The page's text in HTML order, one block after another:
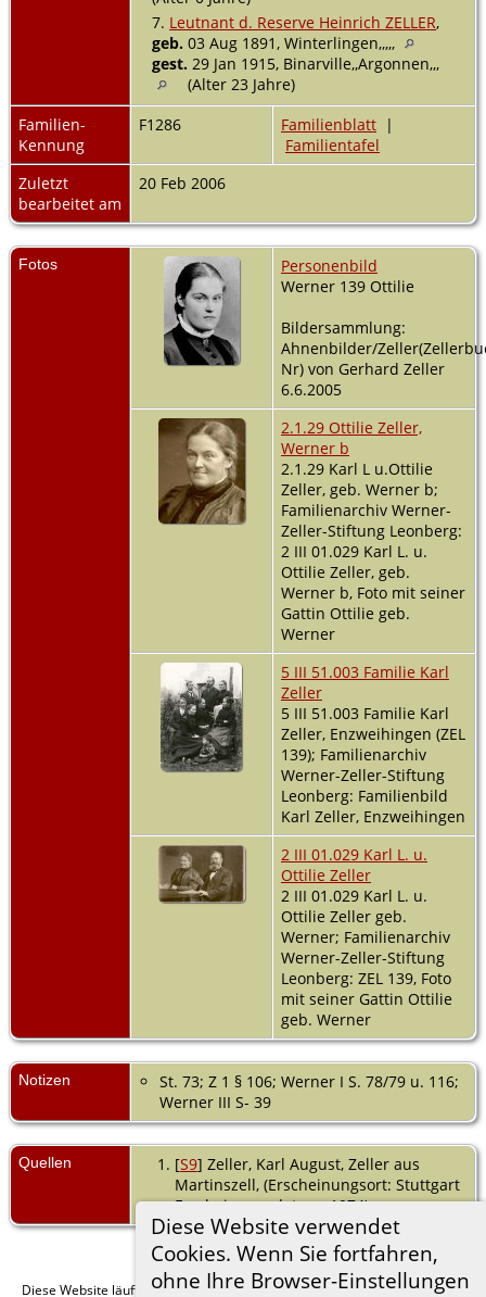
Diese Website verwendet
Cookies. Wenn Sie fortfahren,
ohne Ihre Browser-Einstellungen
7. Leutnant d. Reserve Heinrich ZELLER,
geb. 03 Aug 1891, Winterlingen,,,,,
gest. 29 Jan 1915, Binarville,,Argonnen,,,
(Alter 23 Jahre)
Familien-
Kennung
F1286 Familienblatt |
Familientafel
Zuletzt
bearbeitet am
20 Feb 2006
Fotos
Personenbild
Werner 139 Ottilie
Bildersammlung:
Ahnenbilder/
Nr) von Gerhard Zeller
6.6.2005
2.1.29 Ottilie Zeller,
Werner b
2.1.29 Karl L u.Ottilie
Zeller, geb. Werner b;
Familienarchiv Werner-
Zeller-Stiftung Leonberg:
2 III 01.029 Karl L. u.
Ottilie Zeller, geb.
Werner b, Foto mit seiner
Gattin Ottilie geb.
Werner
5 III 51.003 Familie Karl
Zeller
5 III 51.003 Familie Karl
Zeller, Enzweihingen (ZEL
139); Familienarchiv
Werner-Zeller-Stiftung
Leonberg: Familienbild
Karl Zeller, Enzweihingen
2 III 01.029 Karl L. u.
Ottilie Zeller
2 III 01.029 Karl L. u.
Ottilie Zeller geb.
Werner; Familienarchiv
Werner-Zeller-Stiftung
Leonberg: ZEL 139, Foto
mit seiner Gattin Ottilie
geb. Werner
Notizen
St. 73; Z 1 § 106; Werner I S. 78/79 u. 116;
Werner III S- 39
Quellen [S9] Zeller, Karl August, Zeller aus
Martinszell, (Erscheinungsort: Stuttgart
Erscheinungsdatum: 1974).
Diese Website läuft mitThe Next Generation of Genealogy Sitebuildingv. 15.0.1,